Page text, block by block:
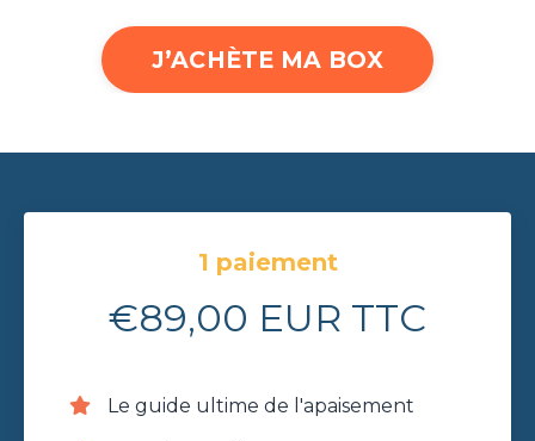
J’ACHÈTE MA BOX
1 paiement
€89,00 EUR TTC
Le guide ultime de l'apaisement